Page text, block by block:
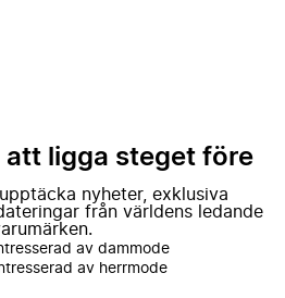
ligga steget före
nyheter, exklusiva
från världens ledande
av dammode
av herrmode